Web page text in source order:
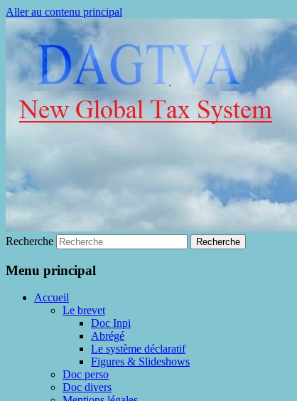
Aller au contenu principal
DAGTVA
La fin de la fraude à la TVA
Recherche
Menu principal
Accueil
Le brevet
Doc Inpi
Abrégé
Le système déclaratif
Figures & Slideshows
Doc perso
Doc divers